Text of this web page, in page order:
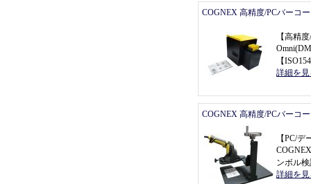
COGNEX 高精度/PCバーコ
【高精
【
詳細を
COGNEX 高精度/PCバーコ
【PC/デ
ンボル
詳細を